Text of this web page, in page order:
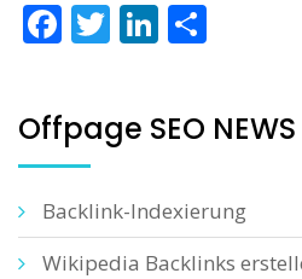
Facebook
TwitterLinkedIn
Offpage SEO NEWS
Backlink-Indexierung
Wikipedia Backlinks